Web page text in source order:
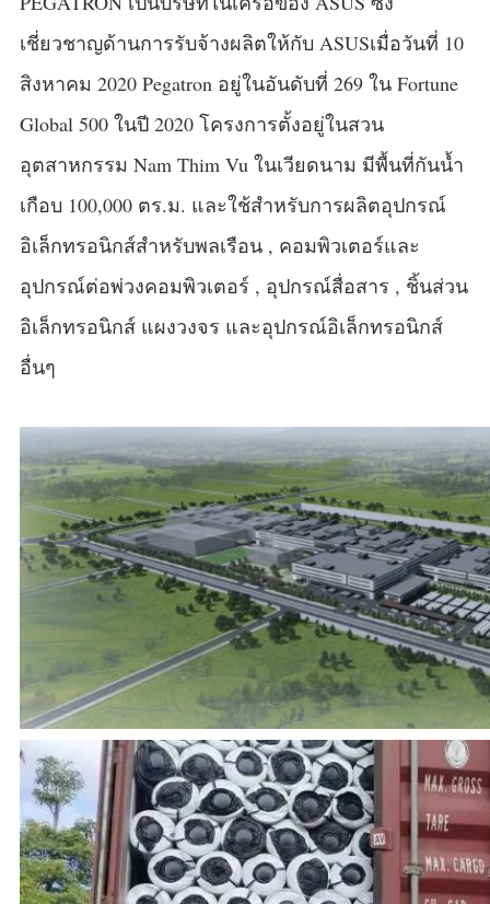
เชี่ยวชาญด้านการรับจ้างผลิตให้กับ ASUSเมื่อวันที่ 10
สิงหาคม 2020 Pegatron อยู่ในอันดับที่ 269 ใน Fortune
Global 500 ในปี 2020 โครงการตั้งอยู่ในสวน
อุตสาหกรรม Nam Thim Vu ในเวียดนาม มีพื้นที่กันน้ำ
เกือบ 100,000 ตร.ม. และใช้สำหรับการผลิตอุปกรณ์
อิเล็กทรอนิกส์สำหรับพลเรือน , คอมพิวเตอร์และ
อุปกรณ์ต่อพ่วงคอมพิวเตอร์ , อุปกรณ์สื่อสาร , ชิ้นส่วน
อิเล็กทรอนิกส์ แผงวงจร และอุปกรณ์อิเล็กทรอนิกส์
อื่นๆ